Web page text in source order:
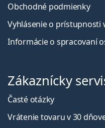
Obchodné podmienky
Vyhlásenie o prístupnosti
Informácie o spracovaní
Zákaznícky
Časté otázky
Vrátenie tovaru v 30